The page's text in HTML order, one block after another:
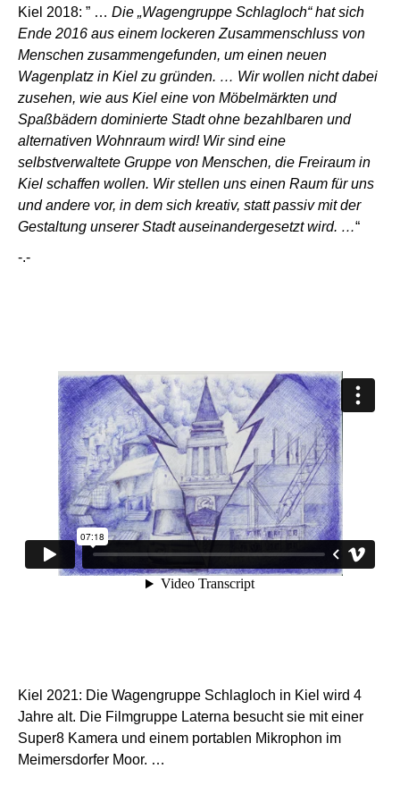
Kiel 2018: ” … Die „Wagengruppe Schlagloch“ hat sich
Ende 2016 aus einem lockeren Zusammenschluss von
Menschen zusammengefunden, um einen neuen
Wagenplatz in Kiel zu gründen. … Wir wollen nicht dabei
zusehen, wie aus Kiel eine von Möbelmärkten und
Spaßbädern dominierte Stadt ohne bezahlbaren und
alternativen Wohnraum wird! Wir sind eine
selbstverwaltete Gruppe von Menschen, die Freiraum in
Kiel schaffen wollen. Wir stellen uns einen Raum für uns
und andere vor, in dem sich kreativ, statt passiv mit der
Gestaltung unserer Stadt auseinandergesetzt wird. …“
-.-
Kiel 2021: Die Wagengruppe Schlagloch in Kiel wird 4
Jahre alt. Die Filmgruppe Laterna besucht sie mit einer
Super8 Kamera und einem portablen Mikrophon im
Meimersdorfer Moor. …